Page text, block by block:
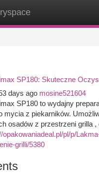
SP180: Skuteczne
days ago mosine521604
SP180 to wydajny
mycia z piekarników.
osadów z przestrzeni grilla ,
opakowaniadeal.pl/pl/p/
grilli/5380